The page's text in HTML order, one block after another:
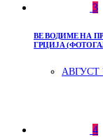
3
ВЕ ВОДИМЕ НА
ГРЦИЈА
АВГУСТ
4